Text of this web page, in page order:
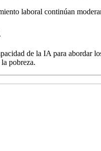
laboral continúan
de la IA para
pobreza.